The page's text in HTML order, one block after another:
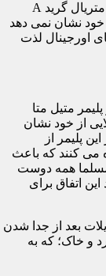
4-عدم تغییر رنگ تصاویر محافظ صفحه ای که از متریال گرید A
خود نشان نمی دهد
اورجینال لذت
متیل متا
از خود نشان
پلیمر از
می کنند که باعث
همه دوست
اتفاق برای
بعد از جدا شدن
و خاک؛ که به